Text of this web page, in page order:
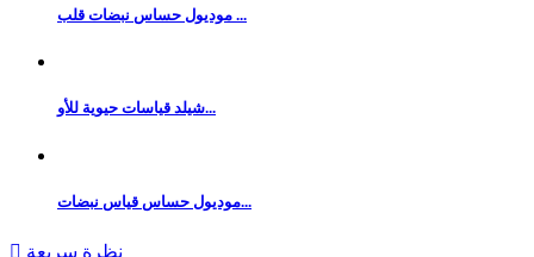
موديول حساس نبضات قلب ...
شيلد قياسات حيوية للأو...
موديول حساس قياس نبضات...
 نظرة سريعة